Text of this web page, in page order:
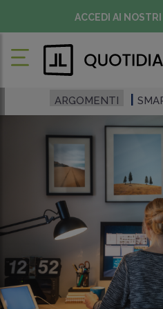
ACCEDI AI
ARGOMENTI